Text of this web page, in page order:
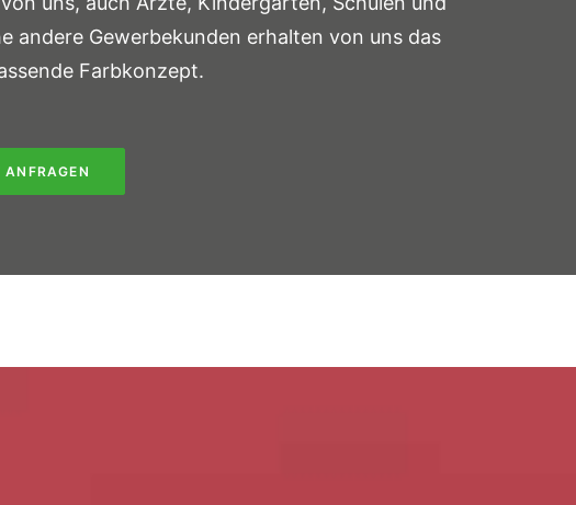
andere Gewerbekunden erhalten von uns das
Farbkonzept.